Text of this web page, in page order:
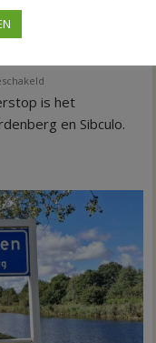
Hardenberg en
Zomerstop
is
in
Hardenberg
en
Sibculo
is het
en Sibculo.